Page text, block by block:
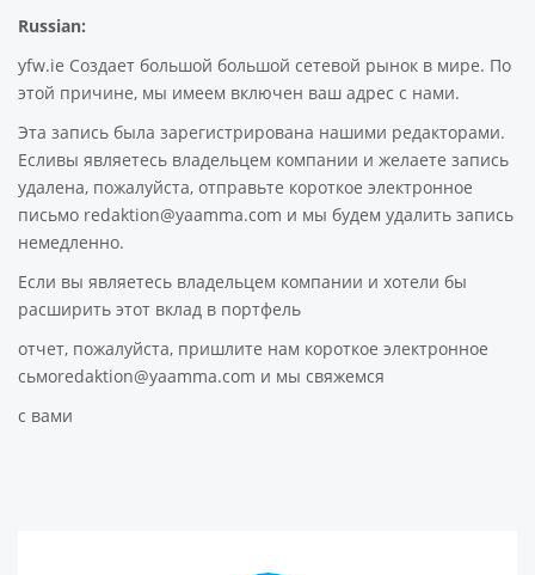
Russian:
yfw.ie Создает большой большой сетевой рынок в мире. По
этой причине, мы имеем включен ваш адрес с нами.
Эта запись была зарегистрирована нашими редакторами.
Есливы являетесь владельцем компании и желаете запись
удалена, пожалуйста, отправьте короткое электронное
письмо redaktion@yaamma.com и мы будем удалить запись
немедленно.
Если вы являетесь владельцем компании и хотели бы
расширить этот вклад в портфель
отчет, пожалуйста, пришлите нам короткое электронное
сьмоredaktion@yaamma.com и мы свяжемся
с вами